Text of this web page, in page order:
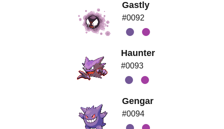
Gastly
#0092
Haunter
#0093
Gengar
#0094